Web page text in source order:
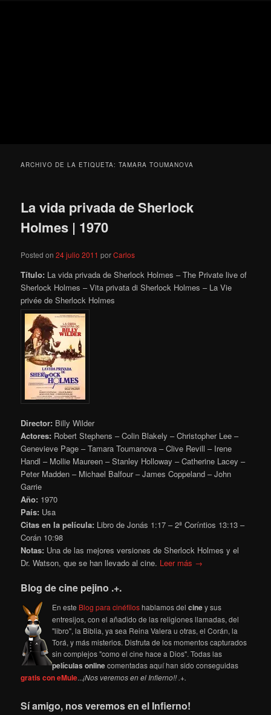
ARCHIVO DE LA ETIQUETA:TAMARA TOUMANOVA
La vida privada de Sherlock
Holmes | 1970
Posted on24 julio 2011 porCarlos
Título: La vida privada de Sherlock Holmes – The Private live of
Sherlock Holmes – Vita privata di Sherlock Holmes – La Vie
privée de Sherlock Holmes
Director: Billy Wilder
Actores: Robert Stephens – Colin Blakely – Christopher Lee –
Genevieve Page – Tamara Toumanova – Clive Revill – Irene
Handl – Mollie Maureen – Stanley Holloway – Catherine Lacey –
Peter Madden – Michael Balfour – James Coppeland – John
Garrie
Año: 1970
País: Usa
Citas en la película: Libro de Jonás 1:17 – 2ª Coríntios 13:13 –
Corán 10:98
Notas: Una de las mejores versiones de Sherlock Holmes y el
Dr. Watson, que se han llevado al cine. Leer más →
Blog de cine pejino .+.
En este Blog para cinéfiloshablamos delciney sus
entresijos, con el añadido de las religiones llamadas, del
"libro", la Biblia, ya sea Reina Valera u otras, el Corán, la
Torá, y más misterios. Disfruta de los momentos capturados
sin complejos "como el cine hace a Dios". Todas las
películas onlinecomentadas aquí han sido conseguidas
gratis con eMule...¡Nos veremos en el Infierno!! .+.
Sí amigo, nos veremos en el Infierno!